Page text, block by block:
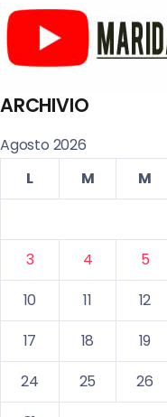
ARCHIVIO
Agosto 2026
L
M M
3
4 5
10
11 12
17
18 19
24
25 26